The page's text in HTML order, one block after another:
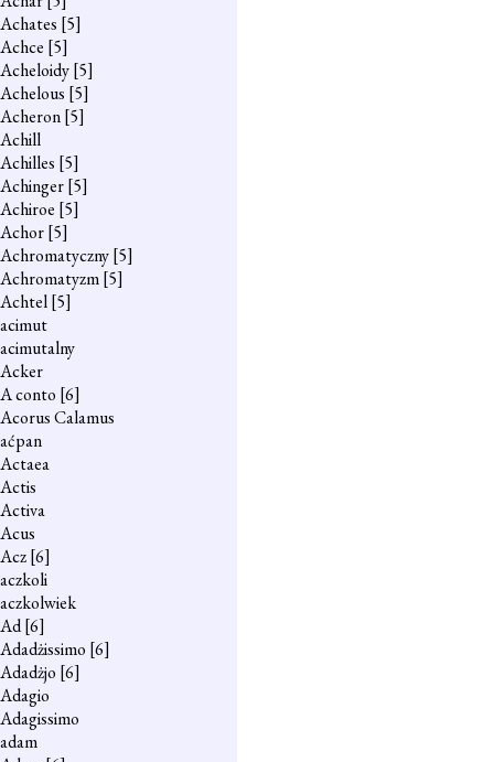
Achates [5]
Achce [5]
Acheloidy[5]
Achelous [5]
Acheron[5]
Achill
Achilles [5]
Achinger[5]
Achiroe [5]
Achor[5]
Achromatyczny[5]
Achromatyzm[5]
Achtel[5]
acimut
acimutalny
Acker
A conto [6]
Acorus Calamus
aćpan
Actaea
Actis
Activa
Acus
Acz[6]
aczkoli
aczkolwiek
Ad[6]
Adadżissimo [6]
Adadżjo [6]
Adagio
Adagissimo
adam